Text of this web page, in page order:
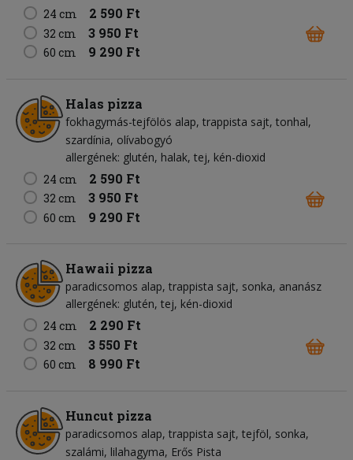
24 cm 2 590 Ft
32 cm 3 950 Ft
60 cm 9 290 Ft
Halas pizza
fokhagymás-tejfölös alap trappista sajt tonhal
szardínia olívabogyó
allergének: glutén, halak, tej, kén-dioxid
24 cm
2 590 Ft
32 cm 3 950 Ft
60 cm 9 290 Ft
Hawaii pizza
paradicsomos alap trappista sajt sonka ananász
allergének: glutén, tej, kén-dioxid
24 cm
2 290 Ft
32 cm 3 550 Ft
60 cm 8 990 Ft
Huncut pizza
paradicsomos alap trappista sajt tejföl sonka
szalámi lilahagyma Erős Pista